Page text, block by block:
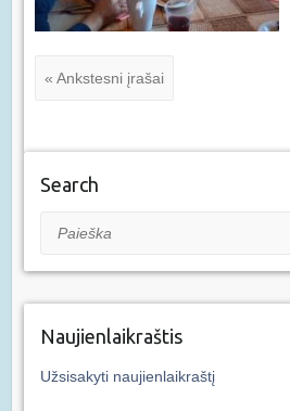
« Ankstesni įrašai
Search
Paieška
Naujienlaikraštis
Užsisakyti naujienlaikraštį